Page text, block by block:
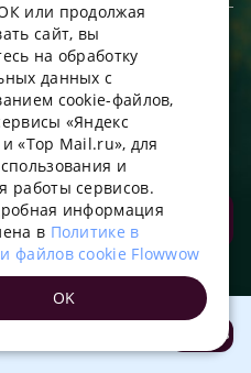
бонусов за покупки и
д. 9, помещение 2/3
заказ!
приложении!
Открыть
ENGLISH
UKRAINIAN
PORTUGUESE
FRENCH
TURKISH
POLISH
или продолжая
сайт, вы
на обработку
данных с
cookie-файлов,
«Яндекс
«Top Mail.ru», для
и
работы сервисов.
информация
в Политике в
файлов cookie Flowwow
OK